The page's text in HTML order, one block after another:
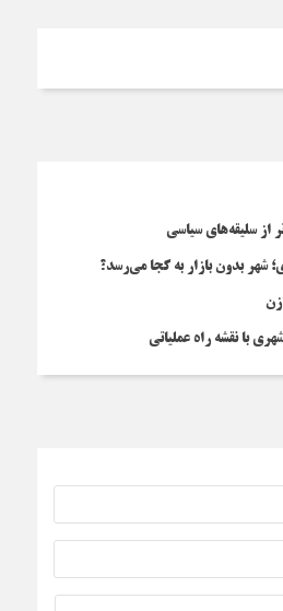
از سلیقه‌های سیاسی
شهر بدون بازار به کجا می‌رسد؟
با نقشه راه عملیاتی